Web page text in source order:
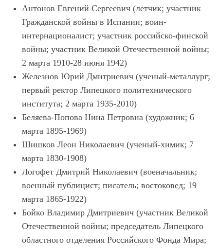
Антонов Евгений Сергеевич (летчик; участник
Гражданской войны в Испании; воин-
интернационалист; участник российско-финской
войны; участник Великой Отечественной войны;
2 марта 1910-28 июня 1942)
Железнов Юрий Дмитриевич (ученый-металлург;
первый ректор Липецкого политехнического
института; 2 марта 1935-2010)
Беляева-Попова Нина Петровна (художник; 6
марта 1895-1969)
Шишков Леон Николаевич (ученый-химик; 7
марта 1830-1908)
Логофет Дмитрий Николаевич (военачальник;
военный публицист; писатель; востоковед; 19
марта 1865-1922)
Бойко Владимир Дмитриевич (участник Великой
Отечественной войны; председатель Липецкого
областного отделения Российского Фонда Мира;